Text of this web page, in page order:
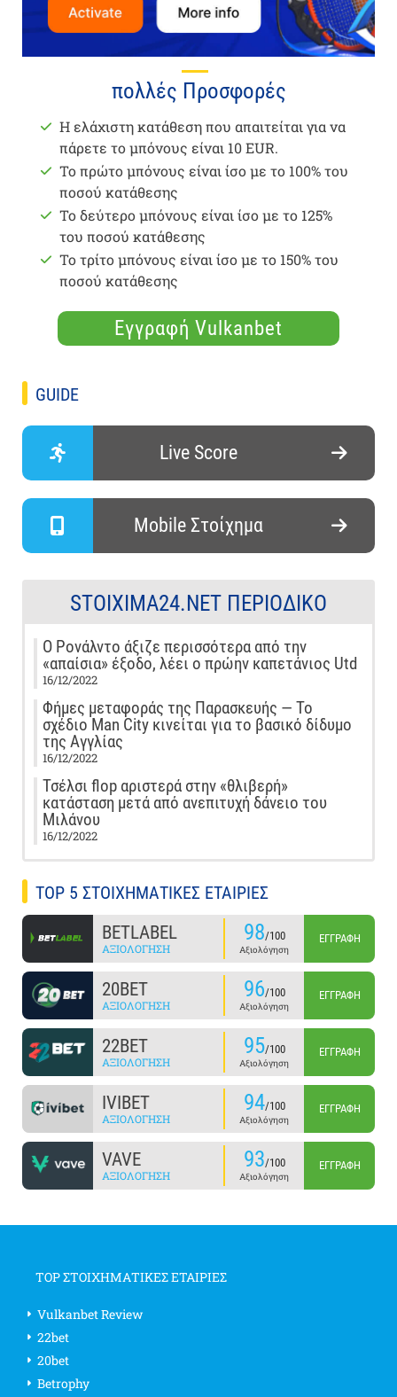
πολλές Προσφορές
Η ελάχιστη κατάθεση που απαιτείται για να
πάρετε το μπόνους είναι 10 EUR.
Το πρώτο μπόνους είναι ίσο με το 100% του
ποσού κατάθεσης
Το δεύτερο μπόνους είναι ίσο με το 125%
του ποσού κατάθεσης
Το τρίτο μπόνους είναι ίσο με το 150% του
ποσού κατάθεσης
Εγγραφή Vulkanbet
GUIDE
Live Score
Mobile Στοίχημα
STOIXIMA24.NET ΠΕΡΙΟΔΙΚΌ
Ο Ρονάλντο άξιζε περισσότερα από την
«απαίσια» έξοδο, λέει ο πρώην καπετάνιος Utd
16/12/2022
Φήμες μεταφοράς της Παρασκευής — Το
σχέδιο Man City κινείται για το βασικό δίδυμο
της Αγγλίας
16/12/2022
Τσέλσι flop αριστερά στην «θλιβερή»
κατάσταση μετά από ανεπιτυχή δάνειο του
Μιλάνου
16/12/2022
TOP 5 ΣΤΟΙΧΗΜΑΤΙΚΕΣ ΕΤΑΙΡΙΕΣ
BETLABEL
ΑΞΙΟΛΌΓΗΣΗ
98/100
Αξιολόγηση
ΕΓΓΡΑΦΉ
20BET
ΑΞΙΟΛΌΓΗΣΗ
96/100
Αξιολόγηση
ΕΓΓΡΑΦΉ
22BET
ΑΞΙΟΛΌΓΗΣΗ
95/100
Αξιολόγηση
ΕΓΓΡΑΦΉ
IVIBET
ΑΞΙΟΛΌΓΗΣΗ
94/100
Αξιολόγηση
ΕΓΓΡΑΦΉ
VAVE
ΑΞΙΟΛΌΓΗΣΗ
93/100
Αξιολόγηση
ΕΓΓΡΑΦΉ
TOP ΣΤΟΙΧΗΜΑΤΙΚΕΣ ΕΤΑΙΡΙΕΣ
Vulkanbet Review
22bet
20bet
Betrophy